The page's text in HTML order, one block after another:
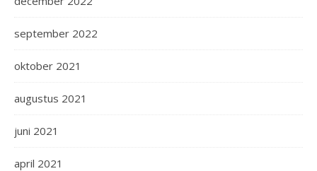
september 2022
oktober 2021
augustus 2021
juni 2021
april 2021